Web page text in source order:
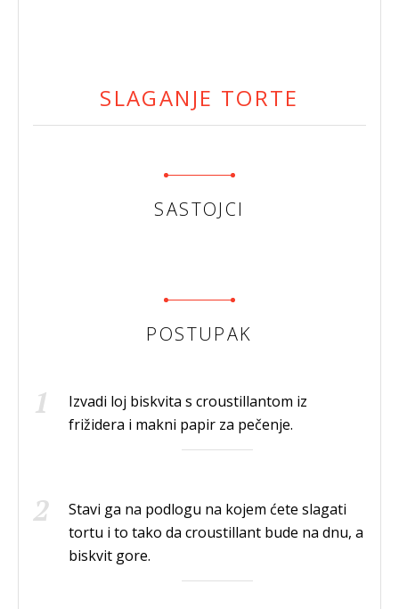
SLAGANJE TORTE
SASTOJCI
POSTUPAK
Izvadi loj biskvita s croustillantom iz
frižidera i makni papir za pečenje.
Stavi ga na podlogu na kojem ćete slagati
tortu i to tako da croustillant bude na dnu, a
biskvit gore.